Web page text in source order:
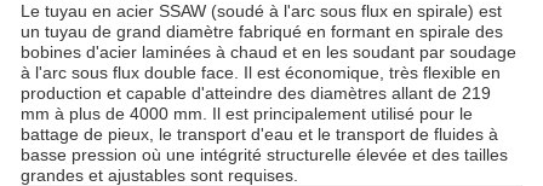
Le tuyau en acier SSAW (soudé à l'arc sous flux en spirale) est
un tuyau de grand diamètre fabriqué en formant en spirale des
bobines d'acier laminées à chaud et en les soudant par soudage
à l'arc sous flux double face. Il est économique, très flexible en
production et capable d'atteindre des diamètres allant de 219
mm à plus de 4000 mm. Il est principalement utilisé pour le
battage de pieux, le transport d'eau et le transport de fluides à
basse pression où une intégrité structurelle élevée et des tailles
grandes et ajustables sont requises.